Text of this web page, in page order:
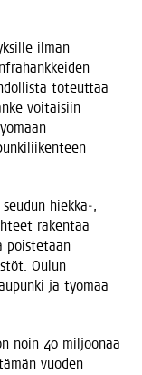
ilman
toteut­taa
voi­tai­siin
hiekka‑,
raken­taa
pois­te­taan
Oulun
ja työ­maa
noin 40 mil­joo­naa
vuo­den